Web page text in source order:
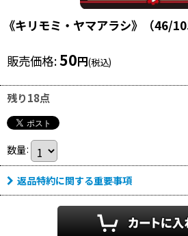
《キリモミ・ヤマアラシ》（46/
販売価格:50円(税込)
残り18点
数量:
返品特約に関する重要事項